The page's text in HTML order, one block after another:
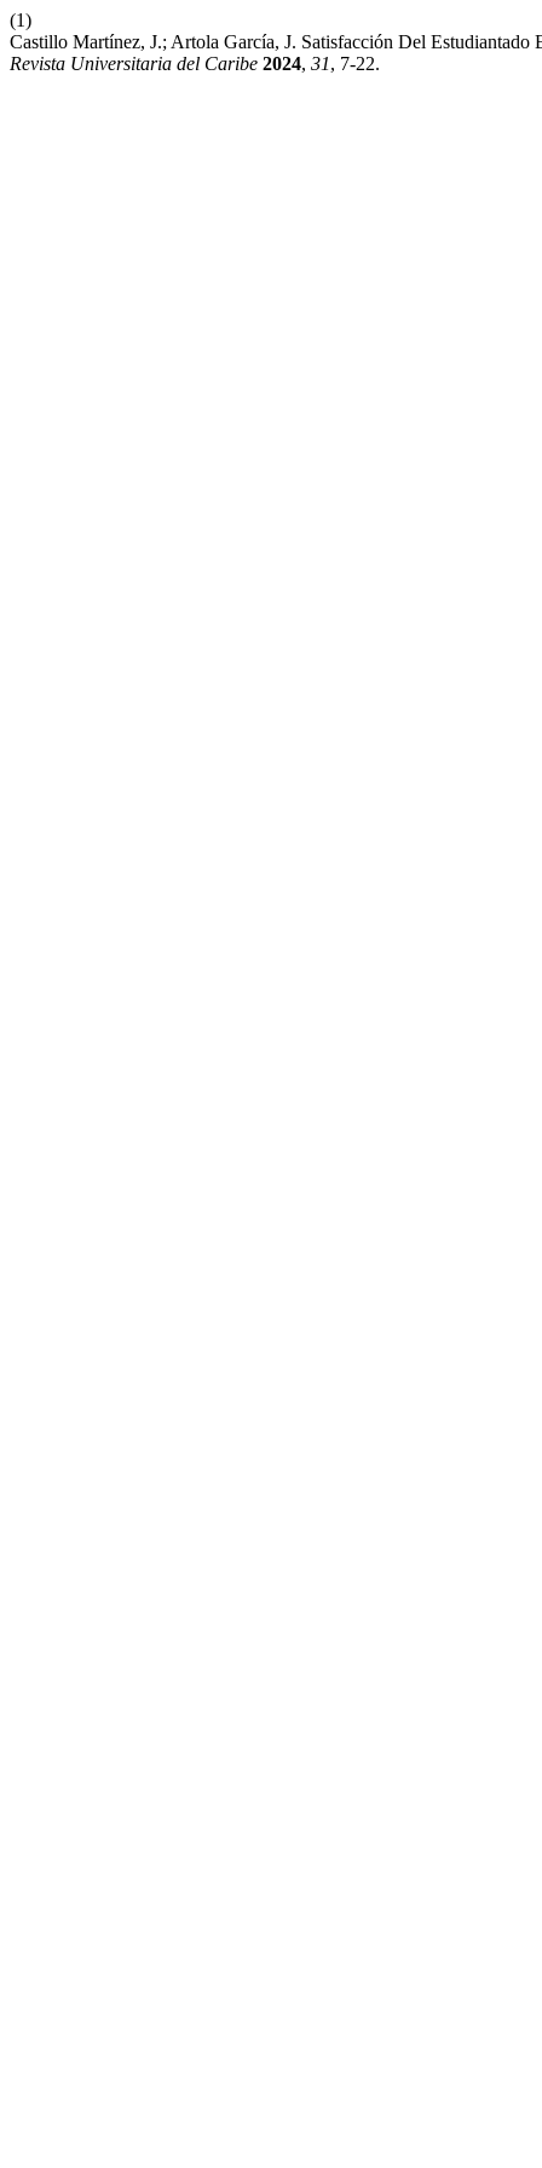
(1)
Castillo Martínez, J.; Artola García, J. Satisfacción Del
Revista Universitaria del Caribe 2024, 31, 7-22.